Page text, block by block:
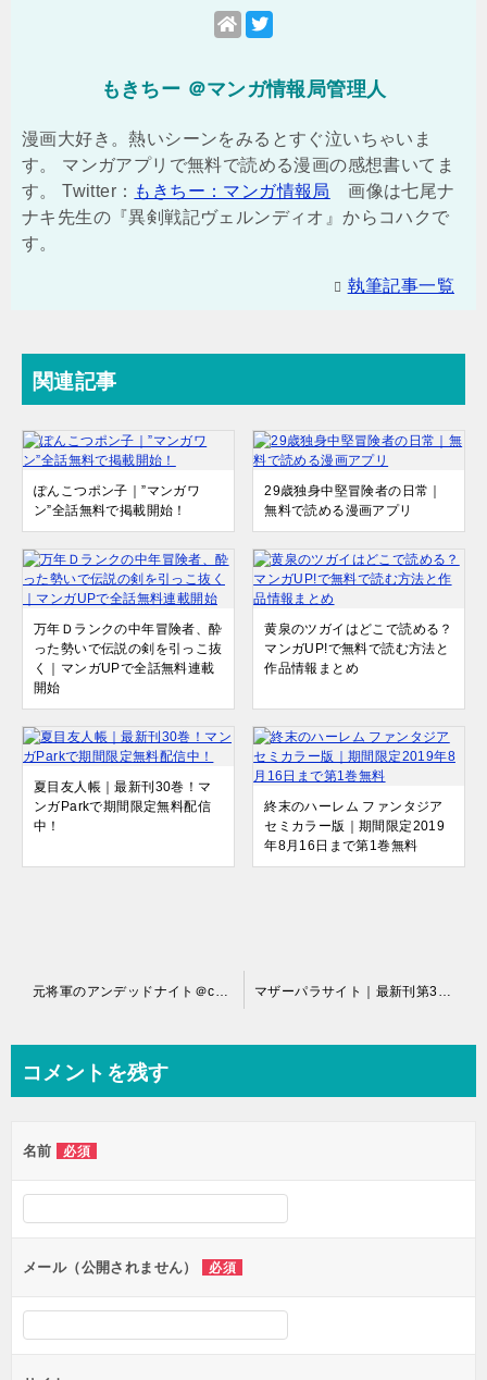
もきちー ＠マンガ情報局管理人
漫画大好き。熱いシーンをみるとすぐ泣いちゃいま
す。 マンガアプリで無料で読める漫画の感想書いてま
す。 Twitter： もきちー：マンガ情報局
画像は七尾ナ
ナキ先生の『異剣戦記ヴェルンディオ』からコハクで
す。
執筆記事一覧
関連記事
ぽんこつポン子｜”マンガワ
ン”全話無料で掲載開始！
29歳独身中堅冒険者の日常｜
無料で読める漫画アプリ
万年Ｄランクの中年冒険者、酔
った勢いで伝説の剣を引っこ抜
く｜マンガUPで全話無料連載
開始
黄泉のツガイはどこで読める？
マンガUP!で無料で読む方法と
作品情報まとめ
夏目友人帳｜最新刊30巻！マ
ンガParkで期間限定無料配信
中！
終末のハーレム ファンタジア
セミカラー版｜期間限定2019
年8月16日まで第1巻無料
ビ
ー
シ
ョ
ン
コメントを残す
名前 必須
メール（公開されません） 必須